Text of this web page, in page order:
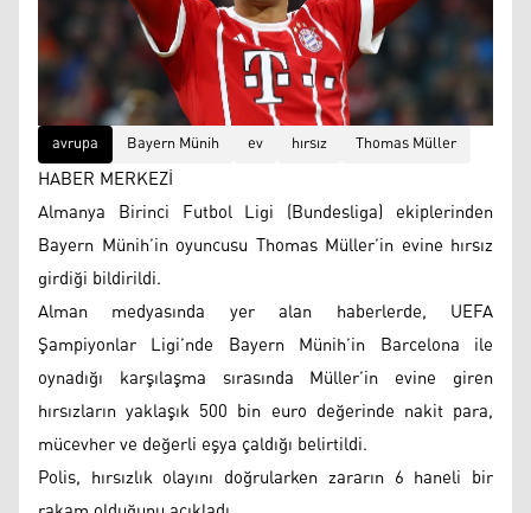
avrupa Bayern Münih ev hırsız Thomas Müller
HABER MERKEZİ
Almanya Birinci Futbol Ligi (Bundesliga) ekiplerinden
Bayern Münih’in oyuncusu Thomas Müller’in evine hırsız
girdiği bildirildi.
Alman medyasında yer alan haberlerde, UEFA
Şampiyonlar Ligi’nde Bayern Münih’in Barcelona ile
oynadığı karşılaşma sırasında Müller’in evine giren
hırsızların yaklaşık 500 bin euro değerinde nakit para,
mücevher ve değerli eşya çaldığı belirtildi.
Polis, hırsızlık olayını doğrularken zararın 6 haneli bir